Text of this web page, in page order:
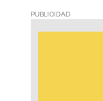
PUBLICIDAD